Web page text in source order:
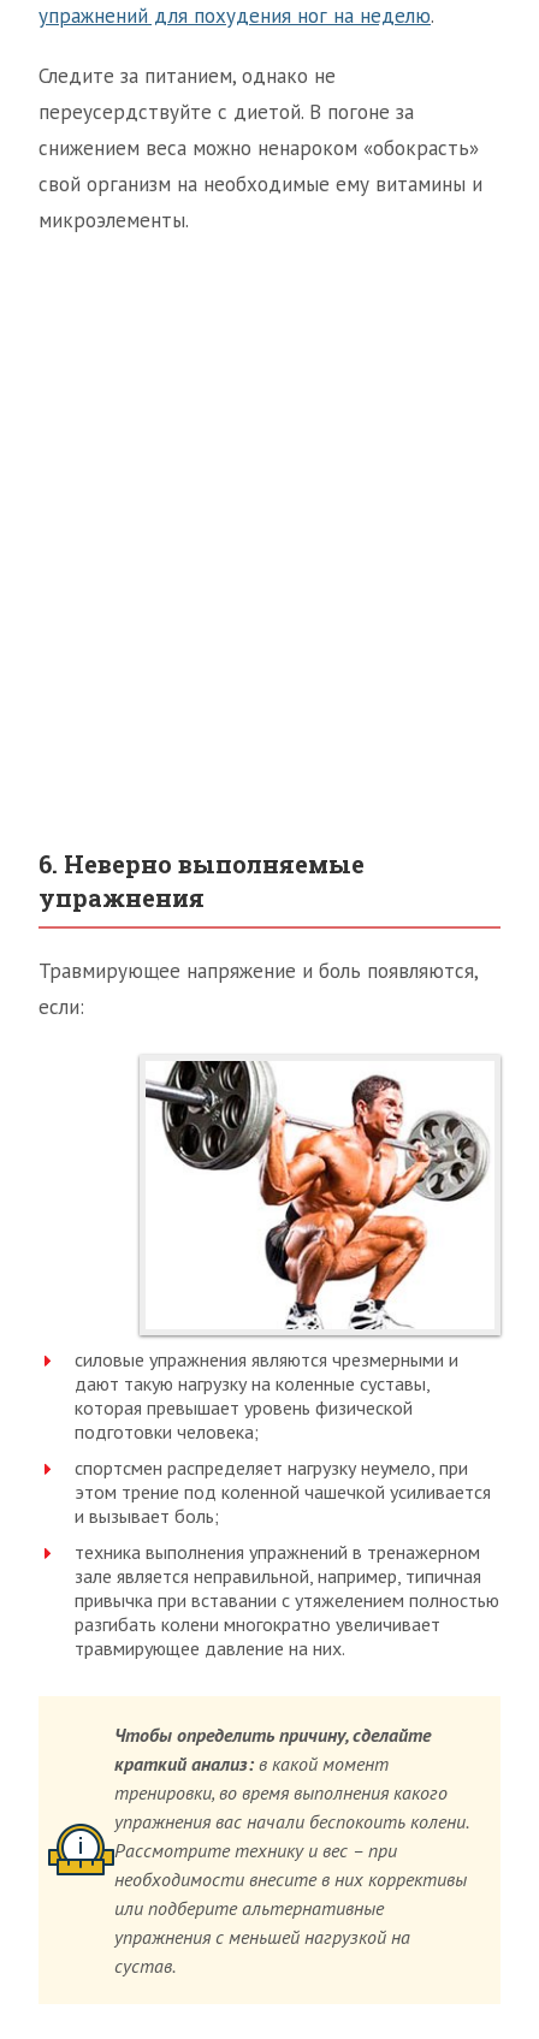
упражнений для похудения ног на неделю.
Следите за питанием, однако не
переусердствуйте с диетой. В погоне за
снижением веса можно ненароком «обокрасть»
свой организм на необходимые ему витамины и
микроэлементы.
6. Неверно выполняемые
упражнения
Травмирующее напряжение и боль появляются,
если:
силовые упражнения являются чрезмерными и
дают такую нагрузку на коленные суставы,
которая превышает уровень физической
подготовки человека;
спортсмен распределяет нагрузку неумело, при
этом трение под коленной чашечкой усиливается
и вызывает боль;
техника выполнения упражнений в тренажерном
зале является неправильной, например, типичная
привычка при вставании с утяжелением полностью
разгибать колени многократно увеличивает
травмирующее давление на них.
Чтобы определить причину, сделайте
краткий анализ: в какой момент
тренировки, во время выполнения какого
упражнения вас начали беспокоить колени.
Рассмотрите технику и вес – при
необходимости внесите в них коррективы
или подберите альтернативные
упражнения с меньшей нагрузкой на
сустав.